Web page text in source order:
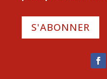
S'ABONNER